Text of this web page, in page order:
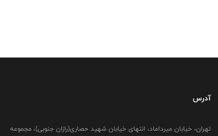
آدرس
تهران، خیابان میرداماد، انتهای خیابان شهید حصاری(رازان جنوبی)، مجموعه